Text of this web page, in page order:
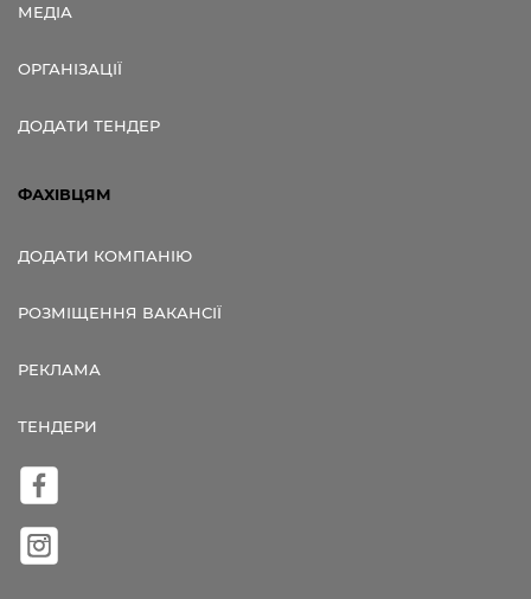
МЕДІА
ОРГАНІЗАЦІЇ
ДОДАТИ ТЕНДЕР
ФАХІВЦЯМ
ДОДАТИ КОМПАНІЮ
РОЗМІЩЕННЯ ВАКАНСІЇ
РЕКЛАМА
ТЕНДЕРИ